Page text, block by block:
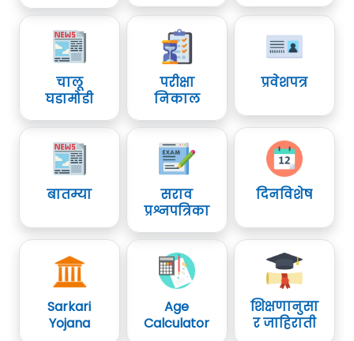
चालू
घडामोडी
परीक्षा
निकाल
प्रवेशपत्र
बातम्या
सराव
प्रश्नपत्रिका
दिनविशेष
Sarkari
Yojana
Age
Calculator
शिक्षणानुसा
र जाहिराती